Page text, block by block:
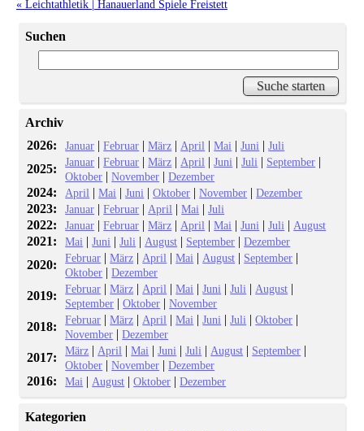
« Leichtathletik | Hanauerland Spiele Freistett
Suchen
Archiv
2026:
Januar |Februar |März | April |Mai |Juni |Juli
2025: Januar |Februar |März | April |Juni |Juli | September |
Oktober |November |Dezember
2024: April |Mai |Juni |Oktober |November |Dezember
2023: Januar |Februar | April |Mai |Juli
2022: Januar |Februar |März | April |Mai |Juni |Juli | August
2021: Mai |Juni |Juli | August | September |Dezember
2020: Februar |März | April |Mai | August | September |
Oktober |Dezember
2019: Februar |März | April |Mai |Juni |Juli | August |
September |Oktober |November
2018: Februar |März | April |Mai |Juni |Juli |Oktober |
November |Dezember
2017: März | April |Mai |Juni |Juli | August | September |
Oktober |November |Dezember
2016: Mai | August |Oktober |Dezember
Kategorien